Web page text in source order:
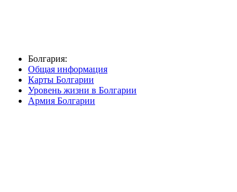
Болгария:
Общая информация
Карты Болгарии
Уровень жизни в Болгарии
Армия Болгарии